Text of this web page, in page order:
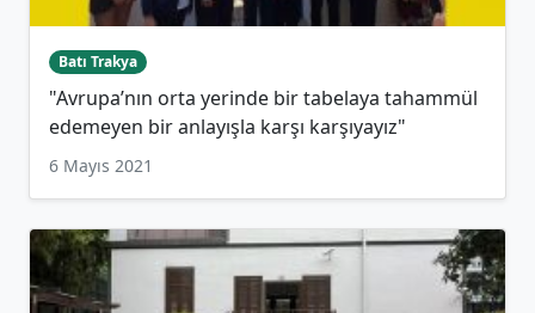
Batı Trakya
"Avrupa’nın orta yerinde bir tabelaya tahammül
edemeyen bir anlayışla karşı karşıyayız"
6 Mayıs 2021